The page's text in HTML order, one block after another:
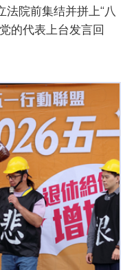
院前集结并拼上“八
的代表上台发言回